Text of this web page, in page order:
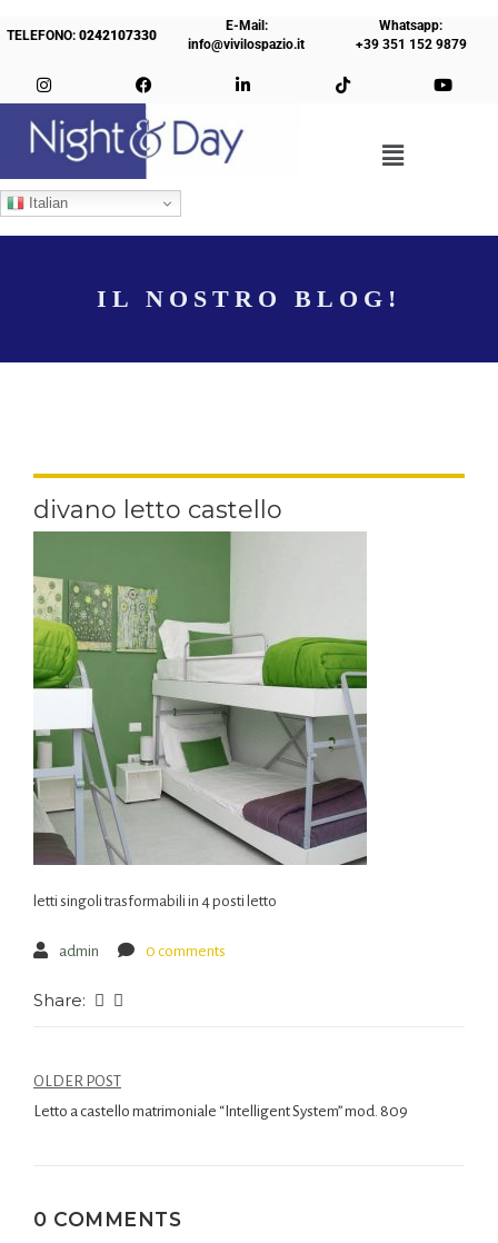
TELEFONO:0242107330
E-Mail:
info@vivilospazio.it
Whatsapp:
+39 351 152 9879
Italian
IL NOSTRO BLOG!
divano letto castello
letti singoli trasformabili in 4 posti letto
admin 0 comments
Share:
OLDER POST
Letto a castello matrimoniale “Intelligent System” mod. 809
0 COMMENTS